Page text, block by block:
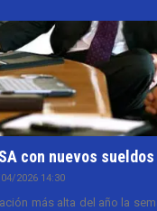
con nuevos sueldos
2026 14:30
más alta del año la